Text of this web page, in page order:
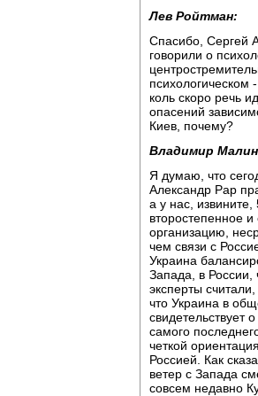
Лев Ройтман:
Спасибо, Сергей
говорили о
психологическом
коль скоро речь
опасений
Киев, почему?
Владимир
Я думаю, что
Александр Рар
а у нас,
второстепенное
организацию,
чем связи с
Украина
Запада, в России,
эксперты
что Украина в
свидетельствует
самого
четкой
Россией. Как
ветер с Запада
совсем недавно